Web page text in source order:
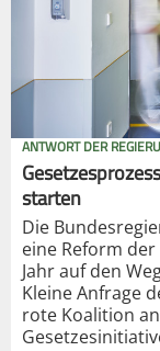
ANTWORT DER
starten
Die
eine Reform
Jahr auf den
Kleine Anfrage
rote Koalition